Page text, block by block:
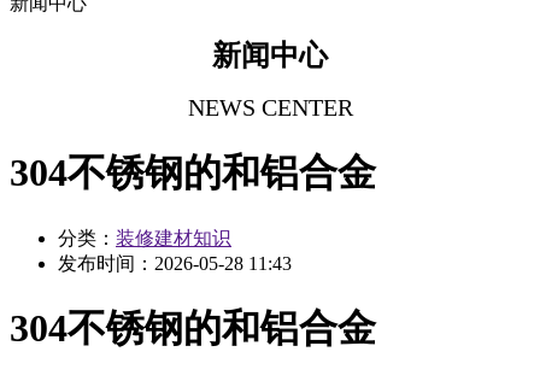
新闻中心
NEWS CENTER
304不锈钢的和铝合金
分类： 装修建材知识
发布时间： 2026-05-28 11:43
304不锈钢的和铝合金